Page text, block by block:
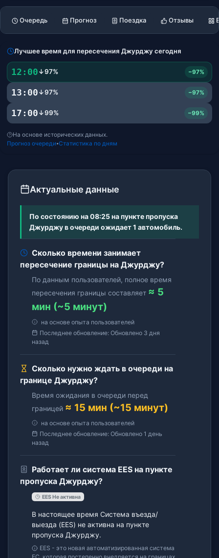
Очередь Прогноз Поездка Отзывы
Лучшее время для пересечения Джурджу сегодня
12:00↓97% −97%
13:00↓97% −97%
17:00↓99% −99%
На основе исторических данных.
Прогноз очереди•Статистика по дням
Актуальные данные
По состоянию на 08:25 на пункте пропуска
Джурджу в очереди ожидает 1 автомобиль.
Сколько времени занимает
пересечение границы на Джурджу?
По данным пользователей, полное время
пересечения границы составляет ≈ 5
мин (~5 минут)
на основе опыта пользователей
Последнее обновление: Обновлено 3 дня
назад
Сколько нужно ждать в очереди на
границе Джурджу?
Время ожидания в очереди перед
границей ≈ 15 мин (~15 минут)
на основе опыта пользователей
Последнее обновление: Обновлено 1 день
назад
Работает ли система EES на пункте
пропуска Джурджу?
EES Не активна
В настоящее время Система въезда/
выезда (EES) не активна на пункте
пропуска Джурджу.
EES - это новая автоматизированная система